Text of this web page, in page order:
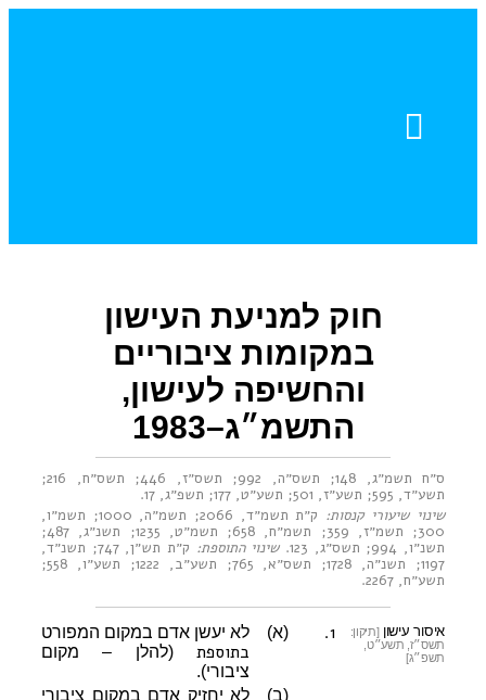
חוק למניעת העישון
במקומות ציבוריים
והחשיפה לעישון,
התשמ״ג–1983
ס״ח תשמ״ג, 148 ; תשס״ה, 992 ; תשס״ז, 446 ; תשס״ח, 216
;
תשע״ד, 595
; תשע״ז, 501 ; תשע״ט, 177 ; תשפ״ג, 17
.
שינוי שיעורי קנסות: ק״ת תשמ״ד, 2066 ; תשמ״ה, 1000 ; תשמ״ו,
300
; תשמ״ז, 359 ; תשמ״ח, 658 ; תשמ״ט, 1235 ; תשנ״ג, 487
;
תשנ״ו, 994
; תשס״ג, 123 .שינוי התוספת: ק״ת תש״ן, 747 ; תשנ״ד,
1197
; תשנ״ה, 1728 ; תשס״א, 765 ; תשע״ב, 1222 ; תשע״ו, 558
;
תשע״ח, 2267
.
1. איסור עישון[תיקון:
תשס״ז, תשע״ט,
תשפ״ג]
(א) לא יעשן אדם במקום המפורט
בתוספת (להלן – מקום
ציבורי).
(ב)
לא יחזיק אדם במקום ציבורי